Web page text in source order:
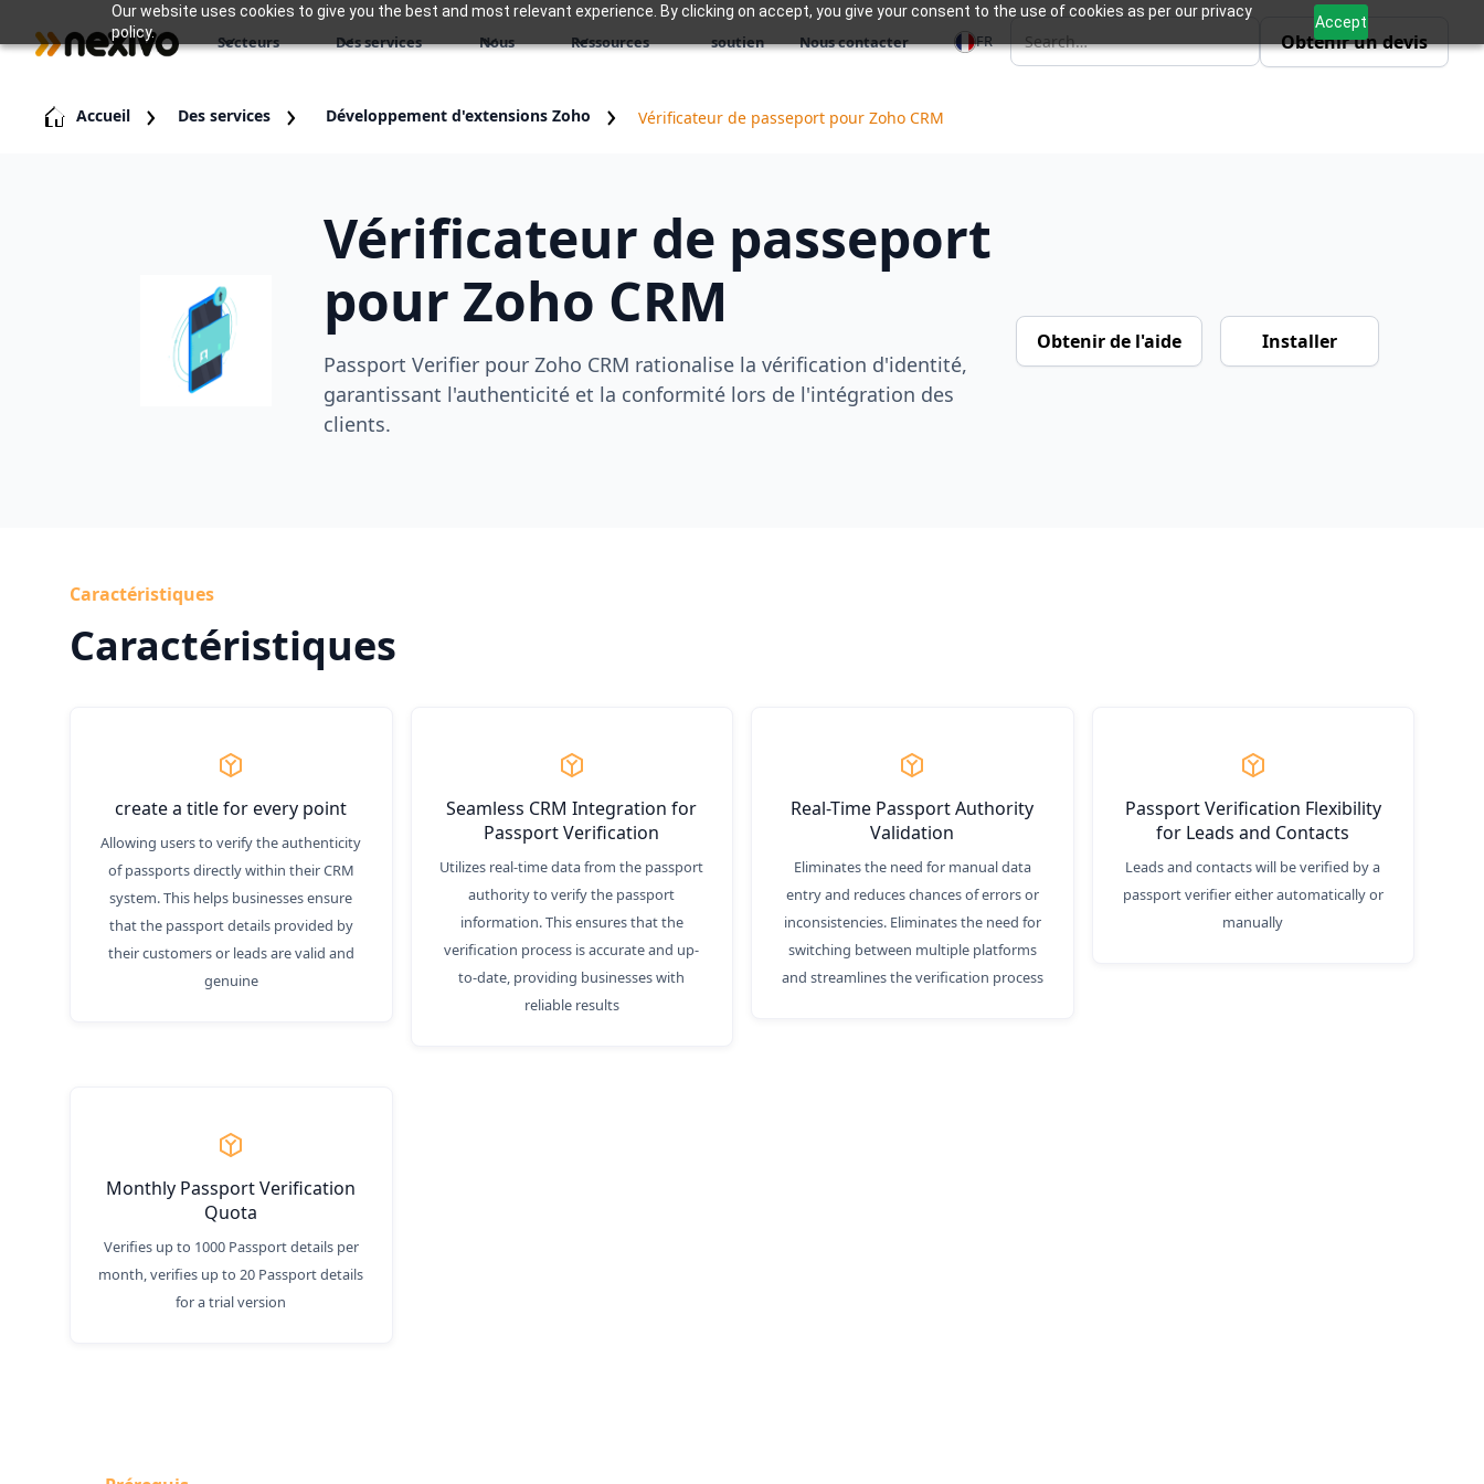
Our website uses cookies to give you the best and most relevant experience. By clicking on accept, you give your consent to the use of cookies as per our privacy
policy.
Accept
Secteurs Des services Nous Ressources soutien Nous contacter FR Obtenir un devis
Accueil Des services Développement d'extensions Zoho Vérificateur de passeport pour Zoho CRM
Vérificateur de passeport
pour Zoho CRM
Passport Verifier pour Zoho CRM rationalise la vérification d'identité,
garantissant l'authenticité et la conformité lors de l'intégration des
clients.
Obtenir de l'aide Installer
Caractéristiques
Caractéristiques
create a title for every point
Allowing users to verify the authenticity
of passports directly within their CRM
system. This helps businesses ensure
that the passport details provided by
their customers or leads are valid and
genuine
Seamless CRM Integration for
Passport Verification
Utilizes real-time data from the passport
authority to verify the passport
information. This ensures that the
verification process is accurate and up-
to-date, providing businesses with
reliable results
Real-Time Passport Authority
Validation
Eliminates the need for manual data
entry and reduces chances of errors or
inconsistencies. Eliminates the need for
switching between multiple platforms
and streamlines the verification process
Passport Verification Flexibility
for Leads and Contacts
Leads and contacts will be verified by a
passport verifier either automatically or
manually
Monthly Passport Verification
Quota
Verifies up to 1000 Passport details per
month, verifies up to 20 Passport details
for a trial version